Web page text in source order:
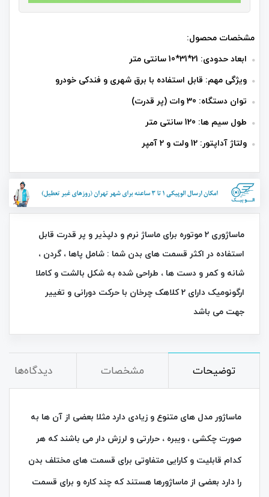
مشخصات محصول:
ابعاد حدودی: 21*31*10 سانتی متر
ویژگی مهم: قابل استفاده با برق شهری و فندکی خودرو
توان دستگاه: 30 وات (پر قدرت)
طول سیم ها: 120 سانتی متر
ولتاژ آداپتور: 12 ولت و 2 آمپر
ماساژوری 2 موتوره برای ماساژ نرم و دلپذیر و پر قدرت قابل
استفاده در اکثر قسمت های بدن شما : شامل پاها ، گردن ،
شانه و کمر و دست ها ، طراحی شده به شکل بالشت و کاملا
ارگونومیک دارای 2 کلاهک چرخان با حرکت دورانی و تغییر
جهت می باشد
توضیحات مشخصات دیدگاه‌ها
ماساژور مدل های متنوع و زیادی دارد مثلا بعضی از آن ها به
صورت چکشی ، ویبره ، حرارتی و لرزش دار می باشند که هر
کدام قابلیت و کارایی متفاوتی برای قسمت های مختلف بدن
را دارد بعضی از ماساژورها هستند که چند کاره و برای قسمت